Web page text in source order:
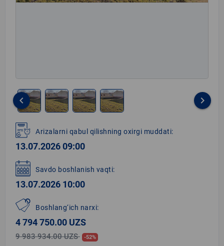
1
of
4
keyboard_arrow_left keyboard_arrow_right
Arizalarni qabul qilishning oxirgi muddati:
13.07.2026 09:00
Savdo boshlanish vaqti:
13.07.2026 10:00
Boshlang‘ich narxi:
4 794 750.00 UZS
9 983 934.00 UZS -52%